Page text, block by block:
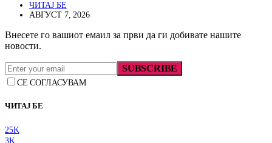
ЧИТАЈ БЕ
АВГУСТ 7, 2026
Внесете го вашиот емаил за први да ги добивате нашите
новости.
SUBSCRIBE
СЕ СОГЛАСУВАМ
ЧИТАЈ БЕ
25K
3K